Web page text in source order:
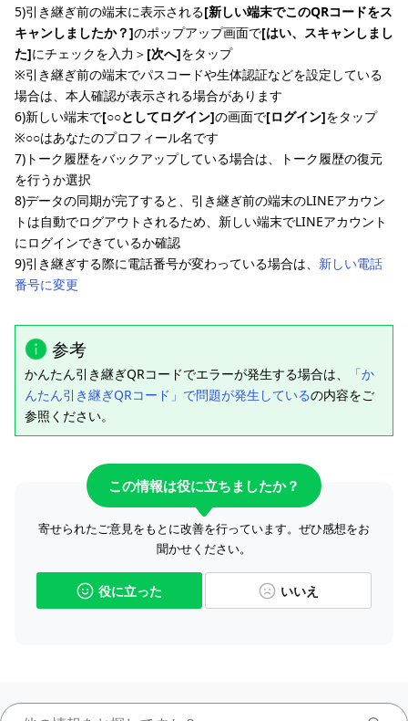
5)引き継ぎ前の端末に表示される[新しい端末でこのQRコードをス
キャンしましたか？]のポップアップ画面で[はい、スキャンしまし
た]にチェックを入力＞ [次へ]をタップ
※引き継ぎ前の端末でパスコードや生体認証などを設定している
場合は、本人確認が表示される場合があります
6)新しい端末で[○○としてログイン]の画面で[ログイン]をタップ
※○○はあなたのプロフィール名です
7)トーク履歴をバックアップしている場合は、トーク履歴の復元
を行うか選択
8)データの同期が完了すると、引き継ぎ前の端末のLINEアカウン
トは自動でログアウトされるため、新しい端末でLINEアカウント
にログインできているか確認
9)引き継ぎする際に電話番号が変わっている場合は、 新しい電話
番号に変更
参考
かんたん引き継ぎQRコードでエラーが発生する場合は、
「か
んたん引き継ぎQRコード」で問題が発生しているの内容をご
参照ください。
この情報は役に立ちましたか？
寄せられたご意見をもとに改善を行っています。ぜひ感想をお
聞かせください。
役に立った いいえ